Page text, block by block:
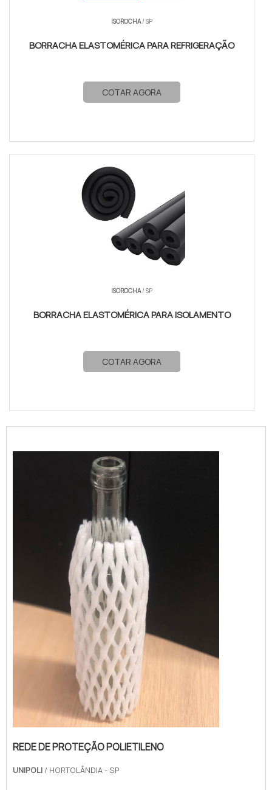
ISOROCHA/ SP
BORRACHA ELASTOMÉRICA PARA REFRIGERAÇÃO
COTAR AGORA
ISOROCHA/ SP
BORRACHA ELASTOMÉRICA PARA ISOLAMENTO
COTAR AGORA
REDE DE PROTEÇÃO POLIETILENO
UNIPOLI / HORTOLÂNDIA - SP